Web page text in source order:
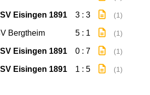
Eisingen 1891 3 : 3 (1)
Bergtheim 5 : 1 (1)
Eisingen 1891 0 : 7 (1)
Eisingen 1891 1 : 5 (1)